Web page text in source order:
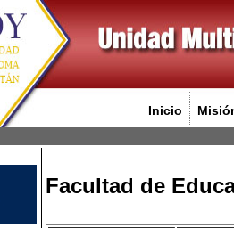
Inicio
Facultad de